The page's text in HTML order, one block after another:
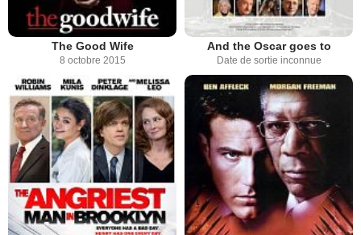
The Good Wife
8 octobre 2015
And the Oscar goes to
Date de sortie inconnue